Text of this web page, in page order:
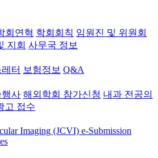
회연혁 학회회칙 임원진 및 위원회
지회 사무국 정보
터 보험정보 Q&A
행사 해외학회 참가신청 내과 전공의
고 접수
Imaging (JCVI) e-Submission